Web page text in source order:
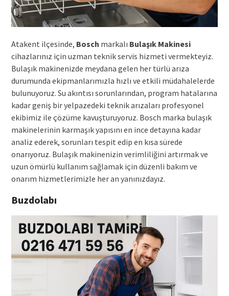
Atakent ilçesinde, Bosch markalı Bulaşık Makinesi
cihazlarınız için uzman teknik servis hizmeti vermekteyiz.
Bulaşık makinenizde meydana gelen her türlü arıza
durumunda ekipmanlarımızla hızlı ve etkili müdahalelerde
bulunuyoruz. Su akıntısı sorunlarından, program hatalarına
kadar geniş bir yelpazedeki teknik arızaları profesyonel
ekibimiz ile çözüme kavuşturuyoruz. Bosch marka bulaşık
makinelerinin karmaşık yapısını en ince detayına kadar
analiz ederek, sorunları tespit edip en kısa sürede
onarıyoruz. Bulaşık makinenizin verimliliğini artırmak ve
uzun ömürlü kullanım sağlamak için düzenli bakım ve
onarım hizmetlerimizle her an yanınızdayız.
Buzdolabı